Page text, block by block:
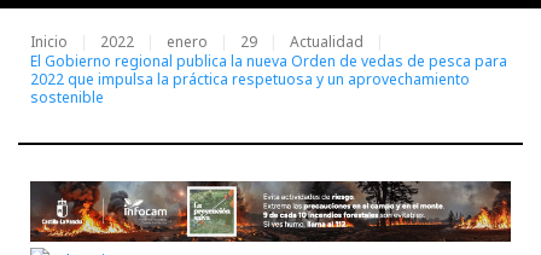
Inicio 2022 enero 29
Actualidad
El Gobierno regional publica la nueva Orden de vedas de pesca para
2022 que impulsa la práctica respetuosa y un aprovechamiento
sostenible